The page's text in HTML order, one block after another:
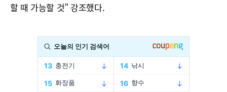
할 때 가능할 것” 강조했다.